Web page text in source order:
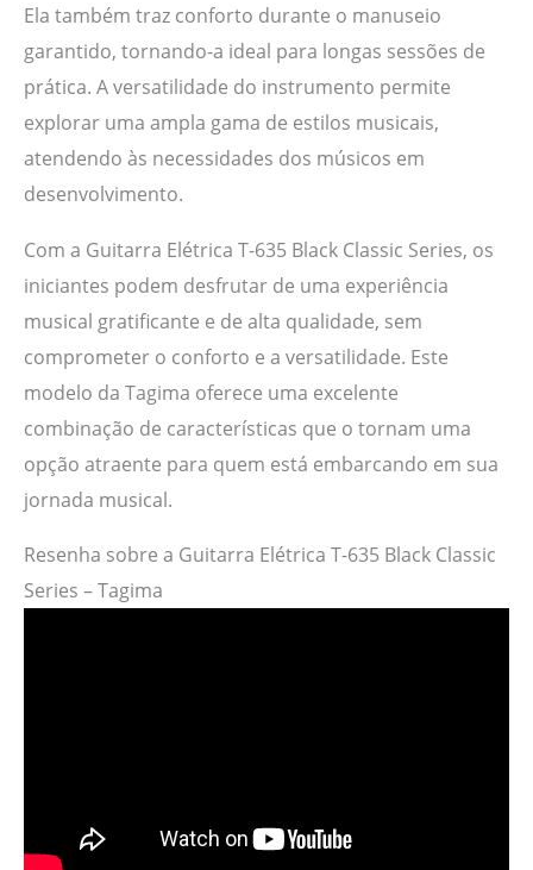
Ela também traz conforto durante o manuseio
garantido, tornando-a ideal para longas sessões de
prática. A versatilidade do instrumento permite
explorar uma ampla gama de estilos musicais,
atendendo às necessidades dos músicos em
desenvolvimento.
Com a Guitarra Elétrica T-635 Black Classic Series, os
iniciantes podem desfrutar de uma experiência
musical gratificante e de alta qualidade, sem
comprometer o conforto e a versatilidade. Este
modelo da Tagima oferece uma excelente
combinação de características que o tornam uma
opção atraente para quem está embarcando em sua
jornada musical.
Resenha sobre a Guitarra Elétrica T-635 Black Classic
Series – Tagima